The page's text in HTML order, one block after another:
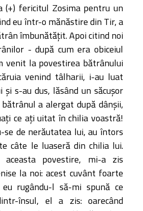
(+) fericitul Zosima pentru un
eu într-o mănăstire din Tir, a
îmbunătăţit. Apoi citind noi
- după cum era obiceiul
venit la povestirea bătrânului
venind tâlharii, i-au luat
s-au dus, lăsând un săcuşor
a alergat după dânşii,
ce aţi uitat în chilia voastră!
se de nerăutatea lui, au întors
câte le luaseră din chilia lui.
povestire, mi-a zis
la noi: acest cuvânt foarte
rugându-l să-mi spună ce
însul, el a zis: oarecând